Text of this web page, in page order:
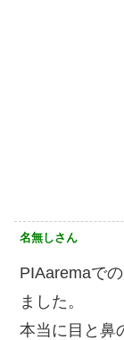
名無しさん
PIAaremaで
ました。
本当に目と鼻